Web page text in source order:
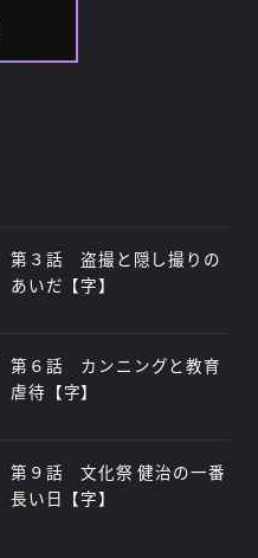
第３話 盗撮と隠し撮りの
あいだ【字】
第６話 カンニングと教育
虐待【字】
第９話 文化祭 健治の一番
長い日【字】